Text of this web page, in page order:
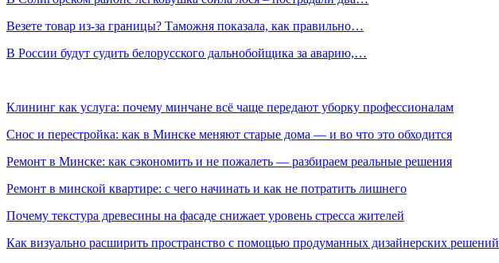
Везете товар из-за границы? Таможня показала, как правильно…
В России будут судить белорусского дальнобойщика за аварию,…
Клининг как услуга: почему минчане всё чаще передают уборку профессионалам
Снос и перестройка: как в Минске меняют старые дома — и во что это обходится
Ремонт в Минске: как сэкономить и не пожалеть — разбираем реальные решения
Ремонт в минской квартире: с чего начинать и как не потратить лишнего
Почему текстура древесины на фасаде снижает уровень стресса жителей
Как визуально расширить пространство с помощью продуманных дизайнерских решений